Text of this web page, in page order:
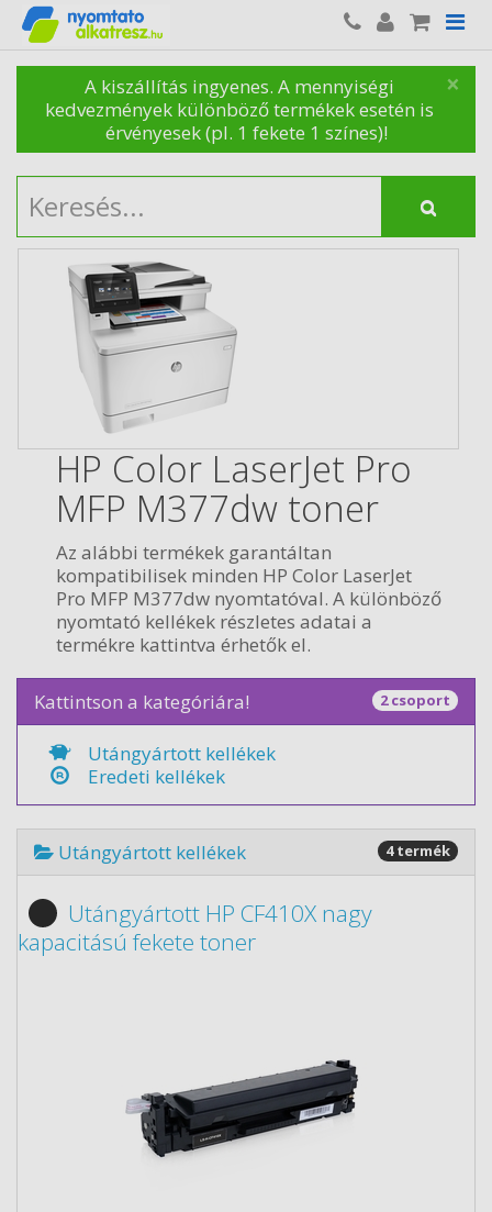
×
A kiszállítás ingyenes. A mennyiségi
kedvezmények különböző termékek esetén is
érvényesek (pl. 1 fekete 1 színes)!
HP Color LaserJet Pro
MFP M377dw toner
Az alábbi termékek garantáltan
kompatibilisek minden HP Color LaserJet
Pro MFP M377dw nyomtatóval. A különböző
nyomtató kellékek részletes adatai a
termékre kattintva érhetők el.
Kattintson a kategóriára! 2 csoport
Utángyártott kellékek
Eredeti kellékek
Utángyártott kellékek 4 termék
Utángyártott HP CF410X nagy
kapacitású fekete toner